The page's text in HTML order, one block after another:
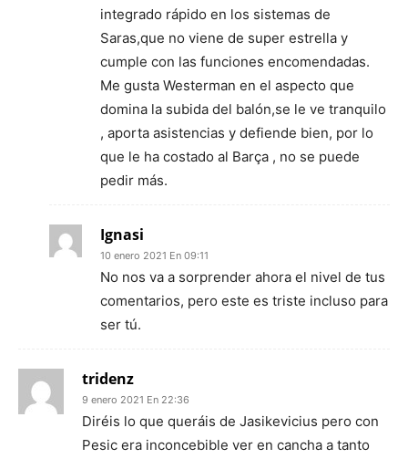
integrado rápido en los sistemas de
Saras,que no viene de super estrella y
cumple con las funciones encomendadas.
Me gusta Westerman en el aspecto que
domina la subida del balón,se le ve tranquilo
, aporta asistencias y defiende bien, por lo
que le ha costado al Barça , no se puede
pedir más.
Ignasi
10 enero 2021 En 09:11
No nos va a sorprender ahora el nivel de tus
comentarios, pero este es triste incluso para
ser tú.
tridenz
9 enero 2021 En 22:36
Diréis lo que queráis de Jasikevicius pero con
Pesic era inconcebible ver en cancha a tanto